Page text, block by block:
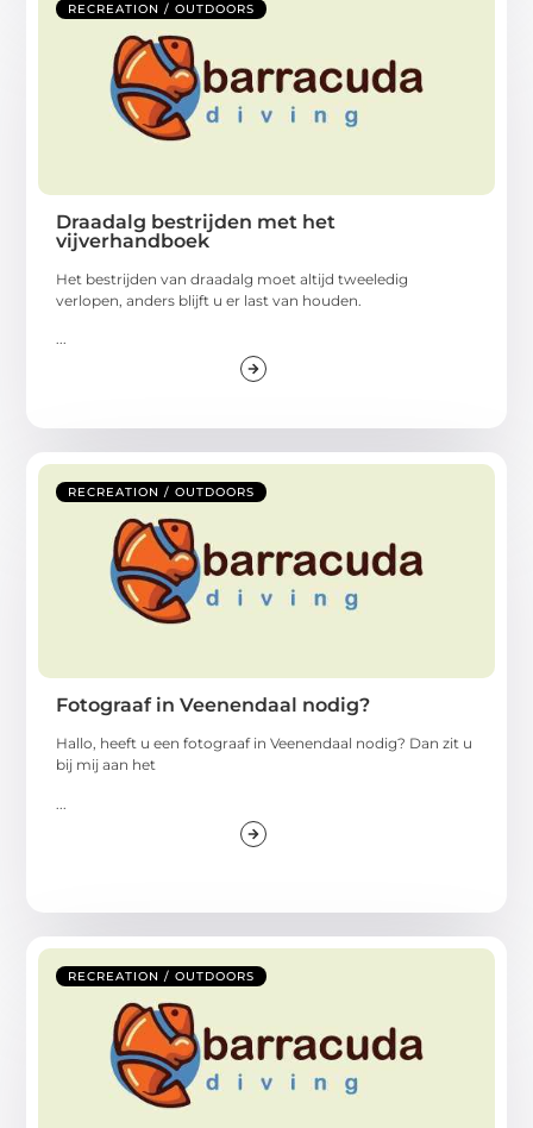
RECREATION / OUTDOORS
Draadalg bestrijden met het
vijverhandboek
Het bestrijden van draadalg moet altijd tweeledig
verlopen, anders blijft u er last van houden.
...
RECREATION / OUTDOORS
Fotograaf in Veenendaal nodig?
Hallo, heeft u een fotograaf in Veenendaal nodig? Dan zit u
bij mij aan het
RECREATION / OUTDOORS